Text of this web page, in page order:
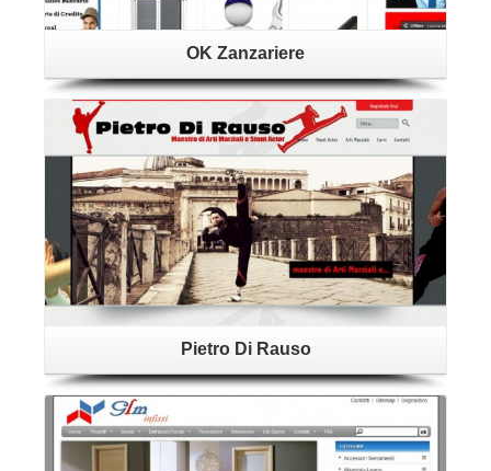
OK Zanzariere
Pietro Di Rauso